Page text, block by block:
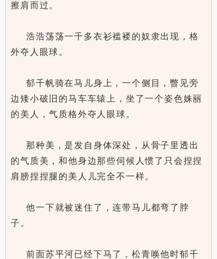
擦肩而过。
浩浩荡荡一千多衣衫褴褛的奴隶出现，格
外夺人眼球。
郁千帆骑在马儿身上，一个侧目，瞥见旁
边矮小破旧的马车车辕上，坐了一个姿色姝丽
的美人，气质格外夺人眼球。
那种美，是发自身体深处，从骨子里透出
的气质美，和他身边那些伺候人惯了只会捏捏
肩膀捏捏腿的美人儿完全不一样。
他一下就被迷住了，连带马儿都弯了脖
子。
前面苏平河已经下马了，松青唤他时郁千